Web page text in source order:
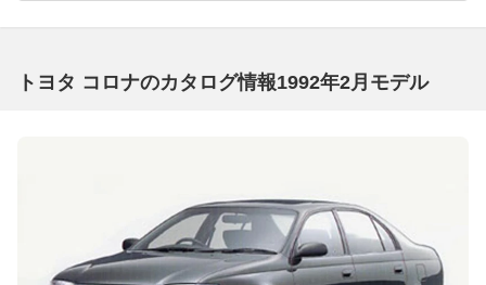
トヨタ コロナのカタログ情報1992年2月モデル